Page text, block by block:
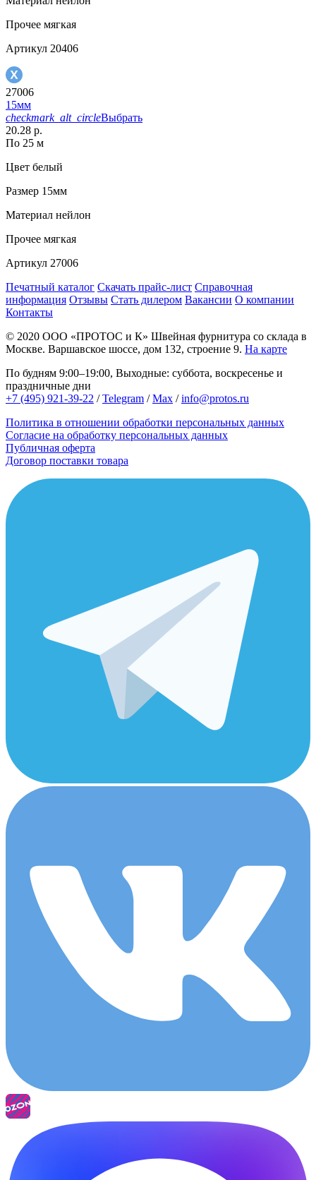
Прочее мягкая
Артикул 20406
27006
15мм
checkmark_alt_circleВыбрать
20.28 р.
По 25 м
Цвет белый
Размер 15мм
Материал нейлон
Прочее мягкая
Артикул 27006
Печатный каталог Скачать прайс-лист Справочная
информация Отзывы Стать дилером Вакансии О компании
Контакты
© 2020 ООО «ПРОТОС и К» Швейная фурнитура со склада в
Москве. Варшавское шоссе, дом 132, строение 9. На карте
По будням 9:00–19:00, Выходные: суббота, воскресенье и
праздничные дни
+7 (495) 921-39-22 /Telegram /Max /info@protos.ru
Политика в отношении обработки персональных данных
Согласие на обработку персональных данных
Публичная оферта
Договор поставки товара